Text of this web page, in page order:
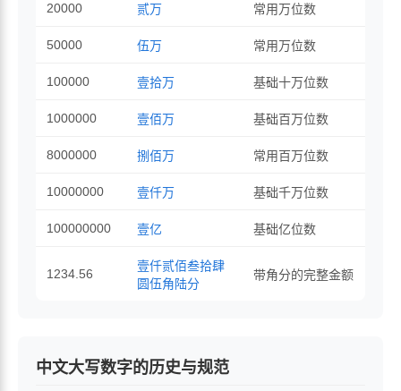
20000 贰万 常用万位数
50000 伍万 常用万位数
100000 壹拾万 基础十万位数
1000000 壹佰万 基础百万位数
8000000 捌佰万 常用百万位数
10000000 壹仟万 基础千万位数
100000000 壹亿 基础亿位数
1234.56
壹仟贰佰叁拾肆
圆伍角陆分
带角分的完整金额
中文大写数字的历史与规范